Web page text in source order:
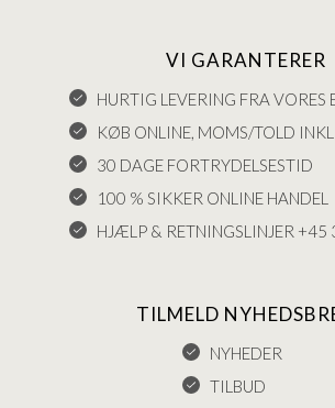
VI GARANTERER
HURTIG LEVERING FRA VORES
KØB ONLINE, MOMS/TOLD INKL
30 DAGE FORTRYDELSESTID
100 % SIKKER ONLINE HANDEL
HJÆLP & RETNINGSLINJER
TILMELD
NYHEDER
TILBUD